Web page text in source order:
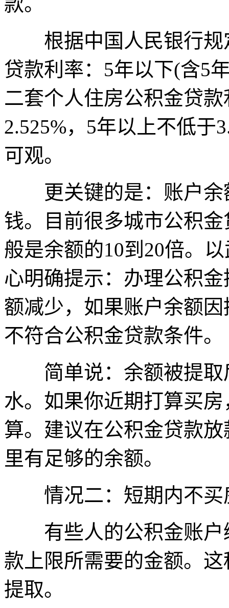
根据中国人民银行规
贷款利率：5年以下(含5
二套个人住房公积金贷
2.525%，5年以上不低于
可观。
更关键的是：账户余
钱。目前很多城市公积
般是余额的10到20倍。
心明确提示：办理公积
额减少，如果账户余额
不符合公积金贷款条件。
简单说：余额被提取
水。如果你近期打算买
算。建议在公积金贷款
里有足够的余额。
情况二：短期内不买
有些人的公积金账户
款上限所需要的金额。
提取。